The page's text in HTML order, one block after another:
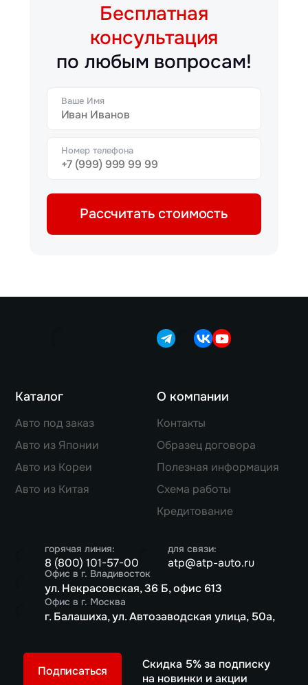
Бесплатная
консультация
по любым вопросам!
Ваше Имя
Номер телефона
Рассчитать стоимость
Каталог
Авто под заказ
Авто из Японии
Авто из Кореи
Авто из Китая
О компании
Контакты
Образец договора
Полезная информация
Схема работы
Кредитование
горячая линия:
8 (800) 101-57-00
для связи:
atp@atp-auto.ru
Офис в г. Владивосток
ул. Некрасовская, 36 Б, офис 613
Офис в г. Москва
г. Балашиха, ул. Автозаводская улица, 50а,
Скидка 5% за подписку
на новинки и акции
Подписаться